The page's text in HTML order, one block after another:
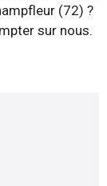
(72) ?
sur nous.